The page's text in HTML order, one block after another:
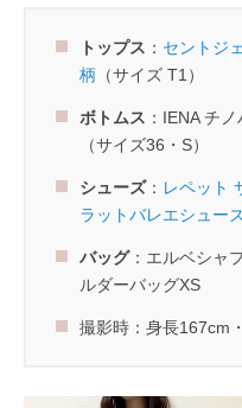
トップス ： セントジ
柄 （サイズ T1）
ボトムス ：IENA チ
（サイズ36・S）
シューズ： レペット
ラットバレエシュー
バッグ：エルベシャ
ルダーバッグXS
撮影時：身長167cm